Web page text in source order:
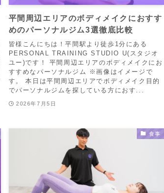
平間周辺エリアのボディメイクにおすす
めのパーソナルジム3選徹底比較
皆様こんにちは！平間駅より徒歩1分にある
PERSONAL TRAINING STUDIO U(スタジオ
ユー)です！ 平間周辺エリアのボディメイクにお
すすめなパーソナルジム ※画像はイメージで
す。 本日は平間周辺エリアでボディメイク目的
でパーソナルジムを探している方におす...
2026年7月5日
食事